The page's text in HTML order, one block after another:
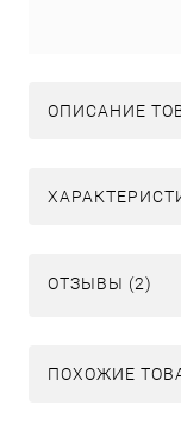
ОПИСАНИЕ
ОТЗЫВЫ (2)
ПОХОЖИЕ